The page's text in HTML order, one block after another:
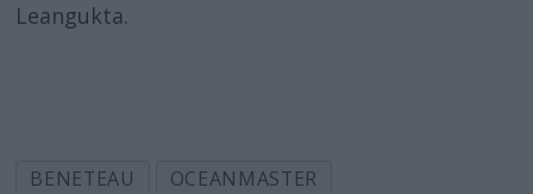
Leangukta.
BENETEAU
OCEANMASTER